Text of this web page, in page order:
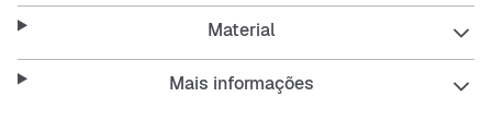
um look fantástico e história. Que mais poderias pedir?
Agrada-te?
A pele genuína, a pele sintética e o tecido na parte
Material
Mais informações